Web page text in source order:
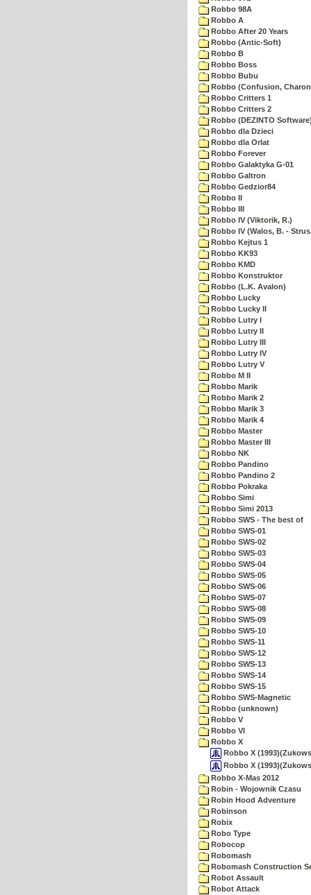
Robbo 98A
Robbo A
Robbo After 20 Years
Robbo (Antic-Soft)
Robbo B
Robbo Boss
Robbo Bubu
Robbo (Confusion,
Robbo Critters 1
Robbo Critters 2
Robbo (DEZINTO
Robbo dla Dzieci
Robbo dla Orlat
Robbo Forever
Robbo Galaktyka G-01
Robbo Galtron
Robbo Gedzior84
Robbo II
Robbo III
Robbo IV (Viktorik, R.)
Robbo IV (Walos, B. -
Robbo Kejtus 1
Robbo KK93
Robbo KMD
Robbo Konstruktor
Robbo (L.K. Avalon)
Robbo Lucky
Robbo Lucky II
Robbo Lutry I
Robbo Lutry II
Robbo Lutry III
Robbo Lutry IV
Robbo Lutry V
Robbo M II
Robbo Marik
Robbo Marik 2
Robbo Marik 3
Robbo Marik 4
Robbo Master
Robbo Master III
Robbo NK
Robbo Pandino
Robbo Pandino 2
Robbo Pokraka
Robbo Simi
Robbo Simi 2013
Robbo SWS - The best of
Robbo SWS-01
Robbo SWS-02
Robbo SWS-03
Robbo SWS-04
Robbo SWS-05
Robbo SWS-06
Robbo SWS-07
Robbo SWS-08
Robbo SWS-09
Robbo SWS-10
Robbo SWS-11
Robbo SWS-12
Robbo SWS-13
Robbo SWS-14
Robbo SWS-15
Robbo SWS-Magnetic
Robbo (unknown)
Robbo V
Robbo VI
Robbo X
Robbo X
Robbo X
Robbo X-Mas 2012
Robin - Wojownik Czasu
Robin Hood Adventure
Robinson
Robix
Robo Type
Robocop
Robomash
Robomash Construction
Robot Assault
Robot Attack